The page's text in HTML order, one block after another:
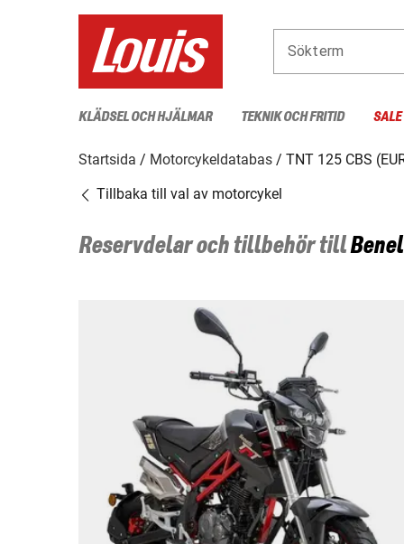
Sökterm
KLÄDSEL OCH HJÄLMAR TEKNIK OCH FRITID
Startsida Motorcykeldatabas
TNT 125 CBS
Tillbaka till val av motorcykel
Reservdelar och tillbehör till